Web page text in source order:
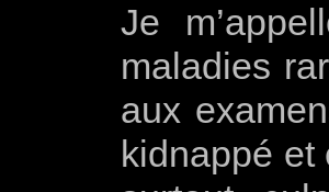
Je
maladies
aux
kidnappé et